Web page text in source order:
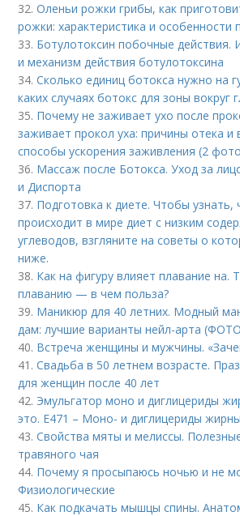
32.Оленьи рожки грибы, как
рожки: характеристика и особенности
33. Ботулотоксин побочные действия.
и механизм действия ботулотоксина
34.Сколько единиц ботокса нужно на
каких случаях ботокс для зоны вокруг
35. Почему не заживает ухо после
заживает прокол уха: причины отека и
способы ускорения заживления (2
36. Массаж после Ботокса. Уход за
и Диспорта
37. Подготовка к диете. Чтобы узнать,
происходит в мире диет с низким
углеводов, взгляните на советы о
ниже.
38. Как на фигуру влияет плавание на.
плаванию — в чем польза?
39. Маникюр для 40 летних. Модный
дам: лучшие варианты нейл-арта
40. Встреча женщины и мужчины.
41.Свадьба в 50 летнем возрасте.
для женщин после 40 лет
42. Эмульгатор моно и диглицериды
это. Е471 – Моно- и диглицериды
43.Свойства мяты и мелиссы.
травяного чая
44. Почему я просыпаюсь ночью и не
Физиологические
45. Как подкачать мышцы спины.